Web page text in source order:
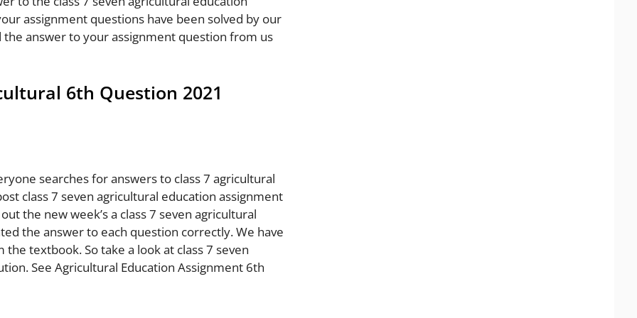
assignment questions have been solved by our
answer to your assignment question from us
6th Question 2021
searches for answers to class 7 agricultural
class 7 seven agricultural education assignment
the new week’s a class 7 seven agricultural
the answer to each question correctly. We have
textbook. So take a look at class 7 seven
See Agricultural Education Assignment 6th